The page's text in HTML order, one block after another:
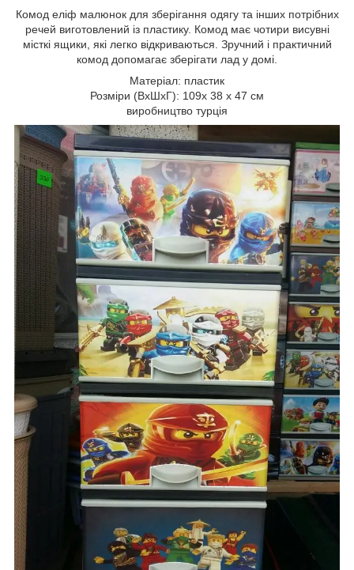
Комод еліф малюнок для зберігання одягу та інших потрібних
речей виготовлений із пластику. Комод має чотири висувні
місткі ящики, які легко відкриваються. Зручний і практичний
комод допомагає зберігати лад у домі.
Матеріал: пластик
Розміри (ВхШхГ): 109х 38 х 47 см
виробництво турція